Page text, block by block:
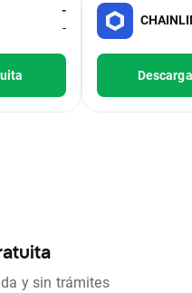
-
-
y sin trámites